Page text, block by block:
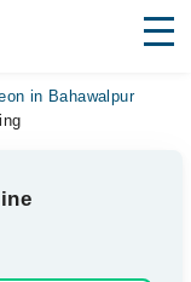
in Bahawalpur